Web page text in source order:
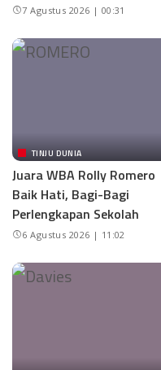
7 Agustus 2026 | 00:31
TINJU DUNIA
Juara WBA Rolly Romero
Baik Hati, Bagi-Bagi
Perlengkapan Sekolah
6 Agustus 2026 | 11:02